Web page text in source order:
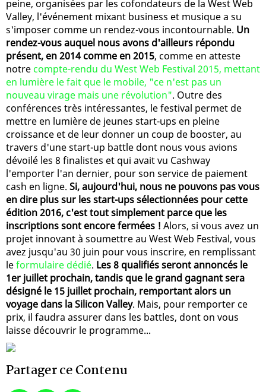
peine, organisées par les cofondateurs de la West Web
Valley, l'événement mixant business et musique a su
s'imposer comme un rendez-vous incontournable. Un
rendez-vous auquel nous avons d'ailleurs répondu
présent, en 2014 comme en 2015, comme en atteste
notre compte-rendu du West Web Festival 2015, mettant
en lumière le fait que le mobile, "ce n'est pas un
nouveau virage mais une révolution". Outre des
conférences très intéressantes, le festival permet de
mettre en lumière de jeunes start-ups en pleine
croissance et de leur donner un coup de booster, au
travers d'une start-up battle dont nous vous avions
dévoilé les 8 finalistes et qui avait vu Cashway
l'emporter l'an dernier, pour son service de paiement
cash en ligne. Si, aujourd'hui, nous ne pouvons pas vous
en dire plus sur les start-ups sélectionnées pour cette
édition 2016, c'est tout simplement parce que les
inscriptions sont encore fermées ! Alors, si vous avez un
projet innovant à soumettre au West Web Festival, vous
avez jusqu'au 30 juin pour vous inscrire, en remplissant
leformulaire dédié. Les 8 qualifiés seront annoncés le
1er juillet prochain, tandis que le grand gagnant sera
désigné le 15 juillet prochain, remportant alors un
voyage dans la Silicon Valley. Mais, pour remporter ce
prix, il faudra assurer dans les battles, dont on vous
laisse découvrir le programme...
Partager ce Contenu